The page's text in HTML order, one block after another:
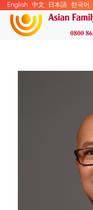
English 中文 日本語 한국어